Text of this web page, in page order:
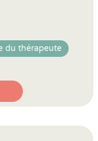
du thérapeute